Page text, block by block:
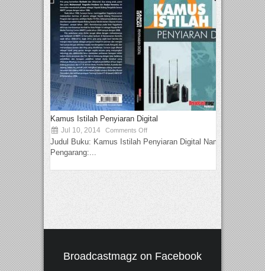
Kamus Istilah Penyiaran Digital
Jul 10, 2014 Comments Off
Judul Buku: Kamus Istilah Penyiaran Digital Nama
Pengarang:...
Broadcastmagz on Facebook